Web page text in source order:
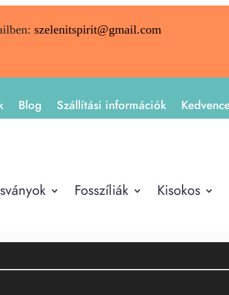
szelenitspirit@gmail.com
Blog Szállítási információk
Fosszíliák Kisokos